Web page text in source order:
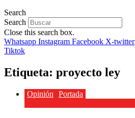
Search
Search
Close this search box.
Whatsapp Instagram Facebook X-twitter
Tiktok
Etiqueta: proyecto ley
Opinión Portada